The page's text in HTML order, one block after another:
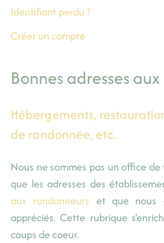
Identifiant perdu ?
Créer un compte
Bonnes adresses
Hébergements,
de randonnée, etc.
Nous ne sommes pas un office
que les adresses des
aux randonneurs et que nous
appréciés. Cette rubrique
coups de coeur.